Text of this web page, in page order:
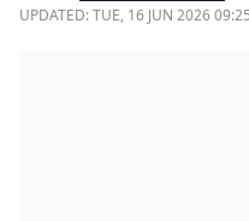
UPDATED:TUE, 16 JUN 2026